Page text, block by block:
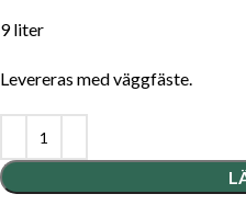
9 liter
Levereras med väggfäste.